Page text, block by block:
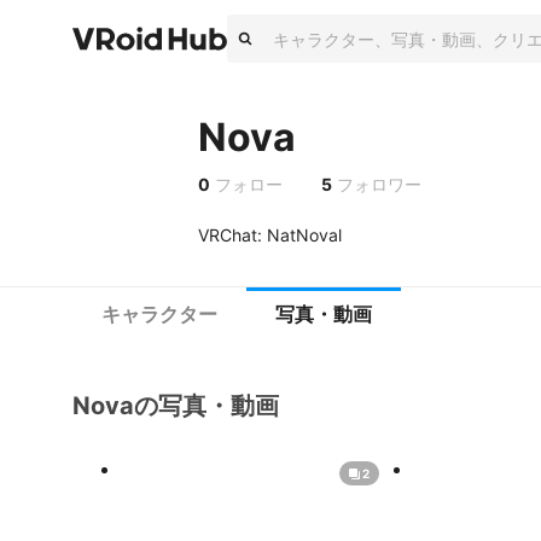
Nova
0 フォロー 5 フォロワー
VRChat: NatNoval
キャラクター 写真・動画
Novaの写真・動画
2